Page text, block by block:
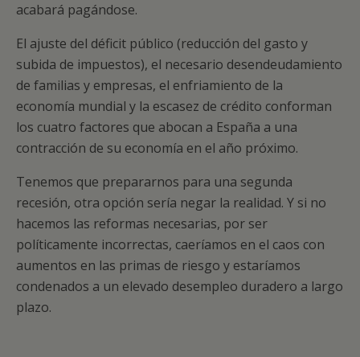
acabará pagándose.
El ajuste del déficit público (reducción del gasto y
subida de impuestos), el necesario desendeudamiento
de familias y empresas, el enfriamiento de la
economía mundial y la escasez de crédito conforman
los cuatro factores que abocan a España a una
contracción de su economía en el año próximo.
Tenemos que prepararnos para una segunda
recesión, otra opción sería negar la realidad. Y si no
hacemos las reformas necesarias, por ser
políticamente incorrectas, caeríamos en el caos con
aumentos en las primas de riesgo y estaríamos
condenados a un elevado desempleo duradero a largo
plazo.